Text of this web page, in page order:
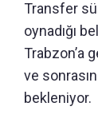
Transfer
oynadığı
Trabzon’a
ve
bekleniyor.